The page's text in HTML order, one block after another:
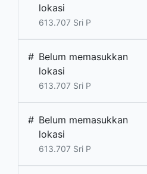
lokasi
613.707 Sri P
# Belum memasukkan
lokasi
613.707 Sri P
# Belum memasukkan
lokasi
613.707 Sri P